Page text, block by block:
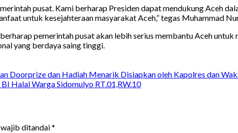
pusat. Kami berharap Presiden dapat mendukung Aceh
untuk kesejahteraan masyarakat Aceh,” tegas Muhammad
pemerintah pusat akan lebih serius membantu Aceh
yang berdaya saing tinggi.
Doorprize dan Hadiah Menarik Disiapkan oleh Kapolres dan
Halal Warga Sidomulyo RT.01,RW.10
wajib ditandai*